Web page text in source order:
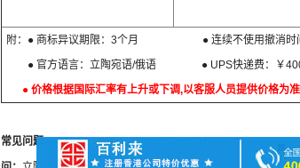
附：● 商标异议期限：3个月 ● 连续不使用撤消时
● 官方语言：立陶宛语/俄语 ● UPS快递费：￥
● 价格根据国际汇率有上升或下调,以客服人员提供价格为
常见问题